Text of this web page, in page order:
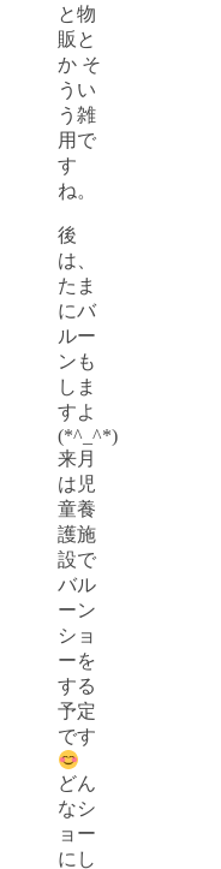
と物
販と
か そ
うい
う雑
用で
す
ね。
後
は、
たま
にバ
ルー
ンも
しま
すよ
(*^_^*)
来月
は児
童養
護施
設で
バル
ーン
ショ
ーを
する
予定
です
どん
なシ
ョー
にし